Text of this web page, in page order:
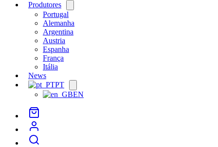
Produtores
menu
Portugal
Alemanha
Argentina
Austria
Espanha
França
Itália
News
PT
menu
EN